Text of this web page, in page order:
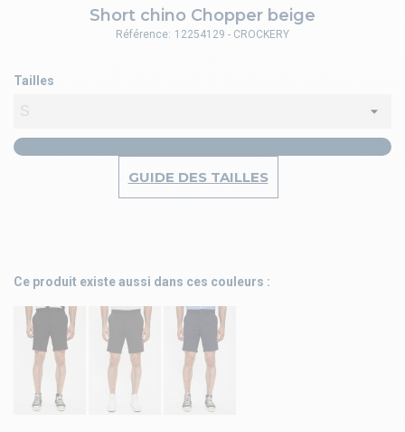
Short chino Chopper beige
Tailles
GUIDE DES TAILLES
Référence: 12254129 - CROCKERY
Ce produit existe aussi dans ces couleurs :